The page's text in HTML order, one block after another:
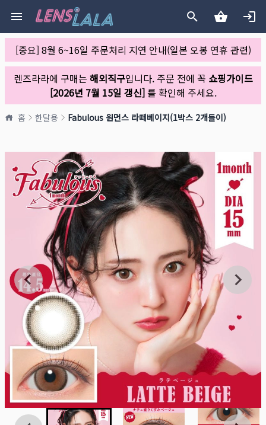
[중요] 8월 6~16일 주문처리 지연 안내(일본 오봉 연휴 관련)
렌즈라라에 구매는 해외직구입니다. 주문 전에 꼭 쇼핑가이드
[2026년 7월 15일 갱신]를 확인해 주세요.
홈 한달용 Fabulous 원먼스 라떼베이지(1박스 2개들이)